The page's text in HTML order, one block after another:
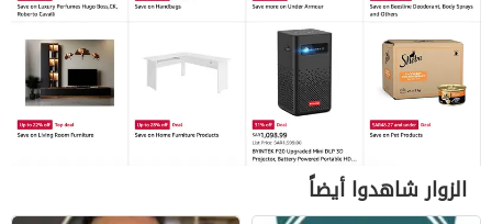
الزوار شاهدوا أيضاً